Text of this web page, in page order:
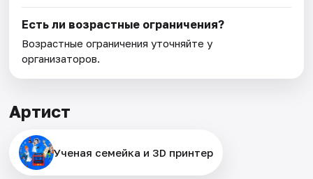
Есть ли возрастные ограничения?
Возрастные ограничения уточняйте у
организаторов.
Артист
Ученая семейка и 3D принтер